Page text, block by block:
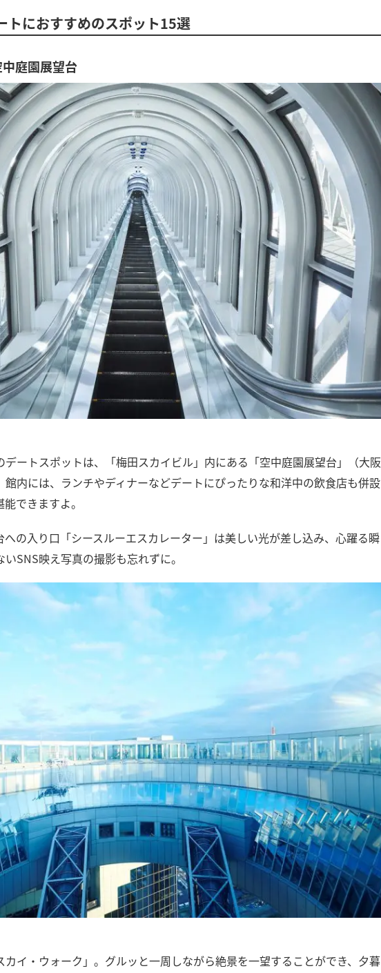
トにおすすめのスポット15選
庭園展望台
ートスポットは、「梅田スカイビル」内にある「空中庭園展望台」（大阪
館内には、ランチやディナーなどデートにぴったりな和洋中の飲食店も併設
できますよ。
の入り口「シースルーエスカレーター」は美しい光が差し込み、心躍る瞬
SNS映え写真の撮影も忘れずに。
カイ・ウォーク」。グルッと一周しながら絶景を一望することができ、夕暮